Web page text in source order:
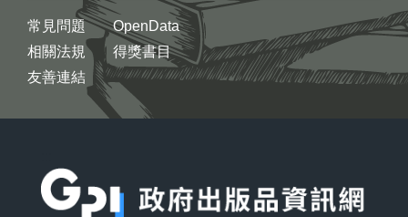
常見問題
相關法規
友善連結
OpenData
得獎書目